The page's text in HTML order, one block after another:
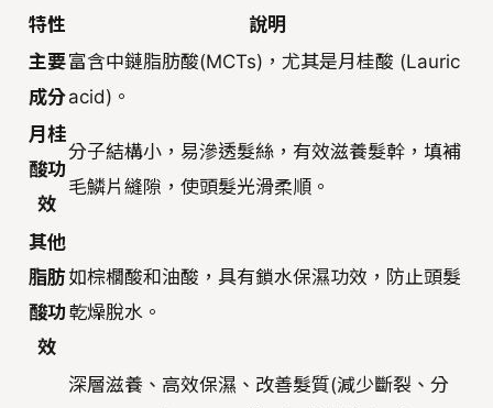
特性
說明
主要
成分
富含中鏈脂肪酸(MCTs)，尤其是月桂酸 (Lauric
acid)。
月桂
酸功
效
分子結構小，易滲透髮絲，有效滋養髮幹，填補
毛鱗片縫隙，使頭髮光滑柔順。
其他
脂肪
酸功
效
如棕櫚酸和油酸，具有鎖水保濕功效，防止頭髮
乾燥脫水。
深層滋養、高效保濕、改善髮質(減少斷裂、分